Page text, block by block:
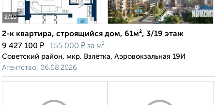
2/10
2-к квартира, строящийся дом, 61м², 3/19 этаж
9 427 100 ₽ 155 000 ₽ за м²
Советский район, мкр. Взлётка, Аэровокзальная 19И
Агентство, 06.08.2026